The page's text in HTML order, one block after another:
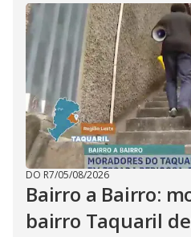
DO R7/05/08/2026
Bairro a Bairro:
bairro Taquaril